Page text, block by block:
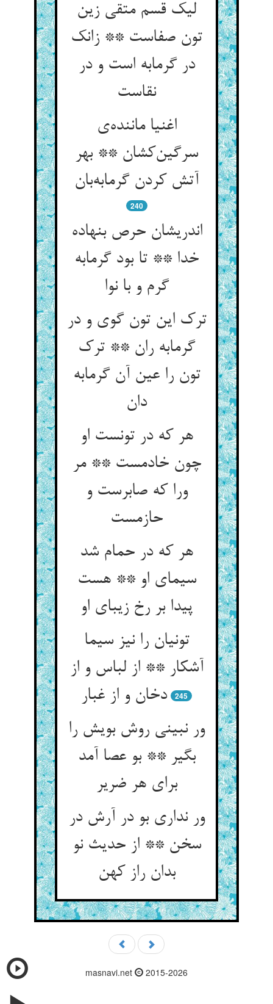
لیک قسم متقی زین
تون صفاست ** زانک
در گرمابه است و در
نقاست
اغنیا ماننده‌ی
سرگین‌کشان ** بهر
آتش کردن گرمابه‌بان
240
اندریشان حرص بنهاده
خدا ** تا بود گرمابه
گرم و با نوا
ترک این تون گوی و در
گرمابه ران ** ترک
تون را عین آن گرمابه
دان
هر که در تونست او
چون خادمست ** مر
ورا که صابرست و
حازمست
هر که در حمام شد
سیمای او ** هست
پیدا بر رخ زیبای او
تونیان را نیز سیما
آشکار ** از لباس و از
دخان و از غبار
245
ور نبینی روش بویش را
بگیر ** بو عصا آمد
برای هر ضریر
ور نداری بو در آرش در
سخن ** از حدیث نو
بدان راز کهن
masnavi.net 2015-2026